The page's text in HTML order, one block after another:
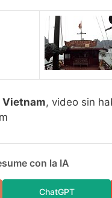
Vietnam, video sin
con la IA
ChatGPT